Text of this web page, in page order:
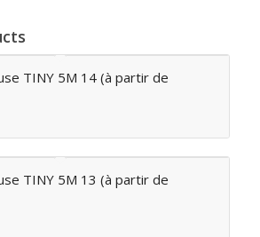
TINY 5M 14 (à partir de
TINY 5M 13 (à partir de